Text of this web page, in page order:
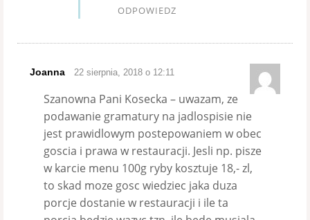
ODPOWIEDZ
Joanna 22 sierpnia, 2018 o 12:11
Szanowna Pani Kosecka – uwazam, ze
podawanie gramatury na jadlospisie nie
jest prawidlowym postepowaniem w obec
goscia i prawa w restauracji. Jesli np. pisze
w karcie menu 100g ryby kosztuje 18,- zl,
to skad moze gosc wiedziec jaka duza
porcje dostanie w restauracji i ile ta